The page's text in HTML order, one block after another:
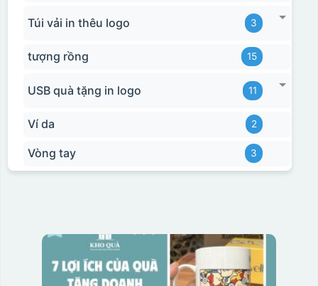
Túi vải in thêu logo 3
tượng rồng 15
USB quà tặng in logo 11
Ví da 2
Vòng tay 3